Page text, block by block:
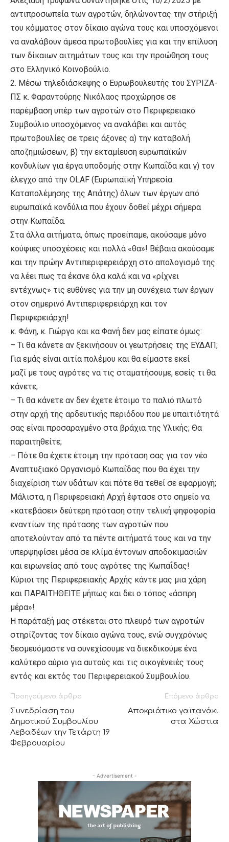
αντιπροσωπεία των αγροτών, δηλώνοντας την στήριξή
του κόμματος στον δίκαιο αγώνα τους και υποσχόμενοι
να αναλάβουν άμεσα πρωτοβουλίες για και την επίλυση
των δίκαιων αιτημάτων τους και την προώθηση τους
στο Ελληνικό Κοινοβούλιο.
2. Μέσω τηλεδιάσκεψης ο Ευρωβουλευτής του ΣΥΡΙΖΑ-
ΠΣ κ. Φαραντούρης Νικόλαος προχώρησε σε
παρέμβαση υπέρ των αγροτών στο Περιφερειακό
Συμβούλιο υποσχόμενος να αναλάβει και αυτός
πρωτοβουλίες σε τρεις άξονες α) την καταβολή
αποζημιώσεων, β) την εκταμίευση ευρωπαϊκών
κονδυλίων για έργα υποδομής στην Κωπαΐδα και γ) τον
έλεγχο από την OLAF (Ευρωπαϊκή Υπηρεσία
Καταπολέμησης της Απάτης) όλων των έργων από
ευρωπαϊκά κονδύλια που έχουν δοθεί μέχρι σήμερα
στην Κωπαΐδα.
Στα άλλα αιτήματα, όπως προείπαμε, ακούσαμε μόνο
κούφιες υποσχέσεις και πολλά «θα»! Βέβαια ακούσαμε
και την πρώην Αντιπεριφερειάρχη στο απολογισμό της
να λέει πως τα έκανε όλα καλά και να «ρίχνει
εντέχνως» τις ευθύνες για την μη συνέχεια των έργων
στον σημερινό Αντιπεριφερειάρχη και τον
Περιφερειάρχη!
κ. Φάνη, κ. Γιώργο και κα Φανή δεν μας είπατε όμως:
– Τι θα κάνετε αν ξεκινήσουν οι γεωτρήσεις της ΕΥΔΑΠ;
Για εμάς είναι αιτία πολέμου και θα είμαστε εκεί
μαζί με τους αγρότες να τις σταματήσουμε, εσείς τι θα
κάνετε;
– Τι θα κάνετε αν δεν έχετε έτοιμο το παλιό πλωτό
στην αρχή της αρδευτικής περιόδου που με υπαιτιότητά
σας είναι προσαραγμένο στα βράχια της Υλικής; Θα
παραιτηθείτε;
– Πότε θα έχετε έτοιμη την πρόταση σας για τον νέο
Αναπτυξιακό Οργανισμό Κωπαΐδας που θα έχει την
διαχείριση των υδάτων και πότε θα τεθεί σε εφαρμογή;
Μάλιστα, η Περιφερειακή Αρχή έφτασε στο σημείο να
«κατεβάσει» δεύτερη πρόταση στην τελική ψηφοφορία
εναντίων της πρότασης των αγροτών που
αποτελούνταν από τα πέντε αιτήματά τους και να την
υπερψηφίσει μέσα σε κλίμα έντονων αποδοκιμασιών
και ειρωνείας από τους αγρότες της Κωπαΐδας!
Κύριοι της Περιφερειακής Αρχής κάντε μας μια χάρη
και ΠΑΡΑΙΤΗΘΕΙΤΕ μήπως και δει ο τόπος «άσπρη
μέρα»!
Η παράταξή μας στέκεται στο πλευρό των αγροτών
στηρίζοντας τον δίκαιο αγώνα τους, ενώ συγχρόνως
δεσμευόμαστε να συνεχίσουμε να διεκδικούμε ένα
καλύτερο αύριο για αυτούς και τις οικογένειές τους
εντός και εκτός του Περιφερειακού Συμβουλίου.
Προηγούμενο άρθρο
Συνεδρίαση του
Δημοτικού Συμβουλίου
Λεβαδέων την Τετάρτη 19
Φεβρουαρίου
Επόμενο άρθρο
Αποκριάτικο γαϊτανάκι
στα Χώστια
- Advertisement -